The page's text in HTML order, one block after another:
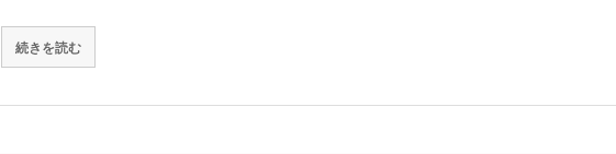
続きを読む